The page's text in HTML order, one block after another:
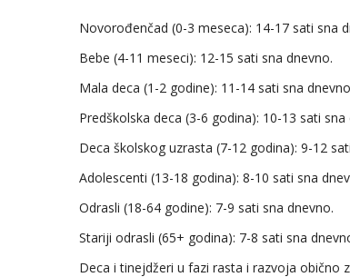
Novorođenčad (0-3 meseca): 14-17 sati sna
Bebe (4-11 meseci): 12-15 sati sna dnevno.
Mala deca (1-2 godine): 11-14 sati sna
Predškolska deca (3-6 godina): 10-13 sati sna
Deca školskog uzrasta (7-12 godina): 9-12
Adolescenti (13-18 godina): 8-10 sati sna
Odrasli (18-64 godine): 7-9 sati sna dnevno.
Stariji odrasli (65+ godina): 7-8 sati sna
Deca i tinejdžeri u fazi rasta i razvoja obično